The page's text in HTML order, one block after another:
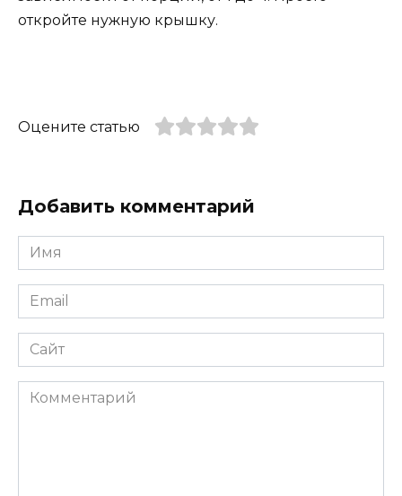
откройте нужную крышку.
Оцените статью
Добавить комментарий
Имя
*
Email
*
Сайт
Комментарий